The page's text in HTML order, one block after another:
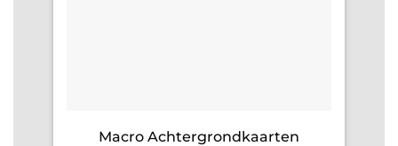
Macro Achtergrondkaarten